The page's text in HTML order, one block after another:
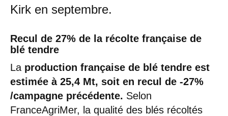
Kirk en septembre.
Recul de 27% de la récolte française de
blé tendre
La production française de blé tendre est
estimée à 25,4 Mt, soit en recul de -27%
/campagne précédente. Selon
FranceAgriMer, la qualité des blés récoltés